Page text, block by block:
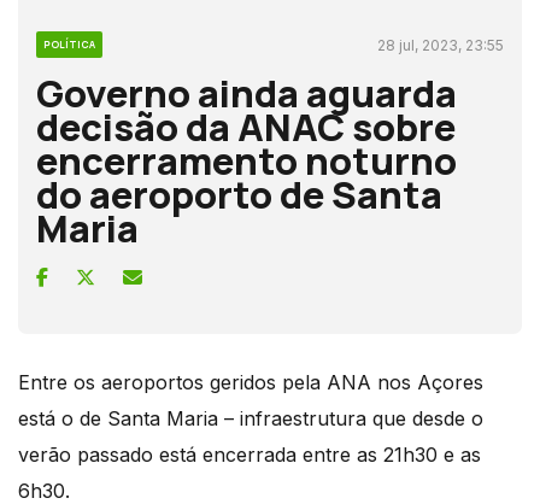
POLÍTICA 28 jul, 2023, 23:55
Governo ainda aguarda
decisão da ANAC sobre
encerramento noturno
do aeroporto de Santa
Maria
Entre os aeroportos geridos pela ANA nos Açores
está o de Santa Maria – infraestrutura que desde o
verão passado está encerrada entre as 21h30 e as
6h30.